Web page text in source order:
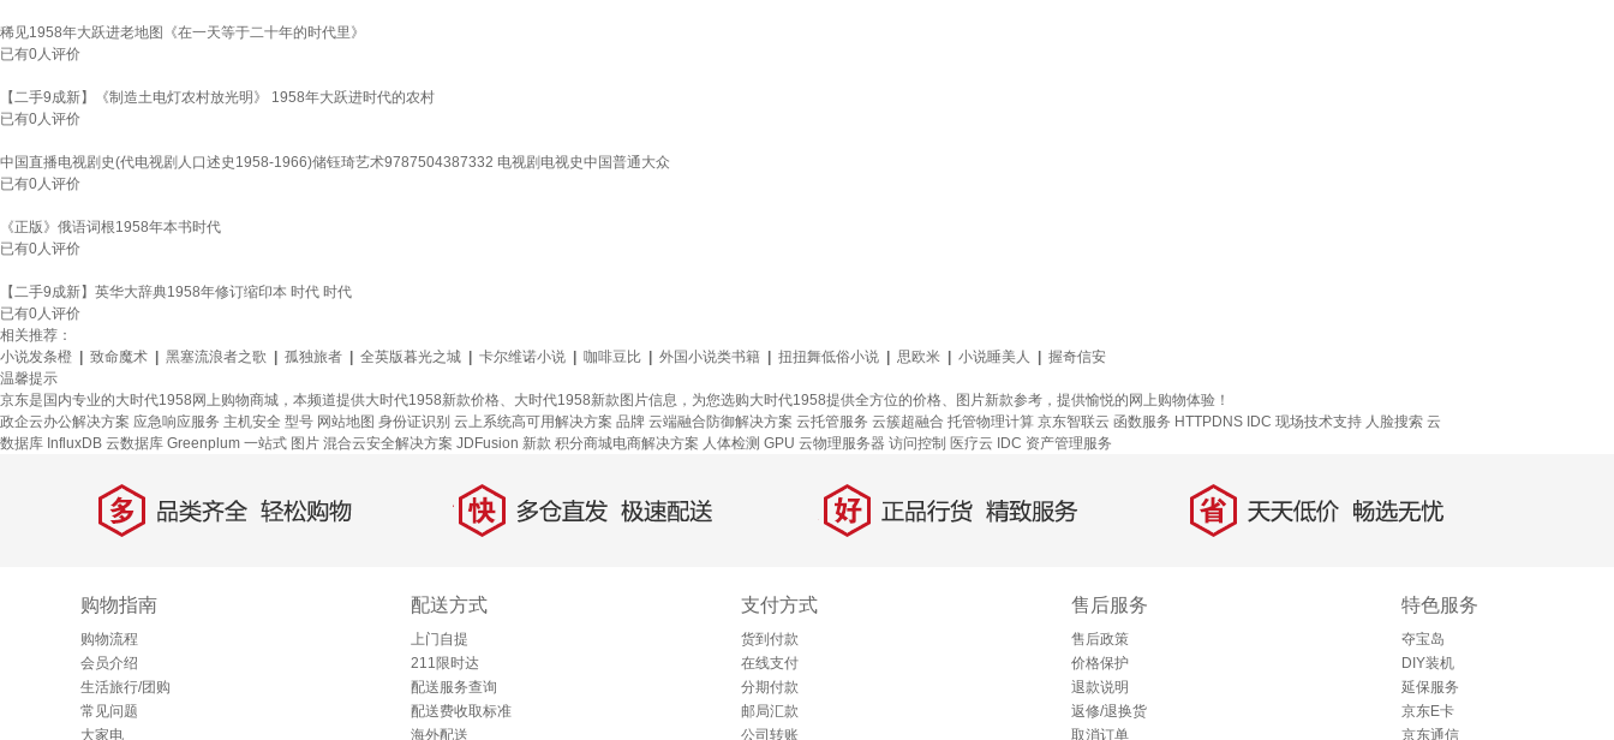
稀见1958年大跃进老地图《在一天等于二十年的时代里》
已有0人评价
【二手9成新】《制造土电灯农村放光明》 1958年大跃进时代的农村
已有0人评价
中国直播电视剧史(代电视剧人口述史1958-1966)储钰琦艺术9787504387332 电视剧电视史中国普通大众
已有0人评价
《正版》俄语词根1958年本书时代
已有0人评价
【二手9成新】英华大辞典1958年修订缩印本 时代 时代
已有0人评价
相关推荐：
小说发条橙
致命魔术 黑塞流浪者之歌 孤独旅者 全英版暮光之城 卡尔维诺小说 咖啡豆比 外国小说类书籍 扭扭舞低俗小说 思欧米 小说睡美人
握奇信安
温馨提示
京东是国内专业的大时代1958网上购物商城，本频道提供大时代1958新款价格、大时代1958新款图片信息，为您选购大时代1958提供全方位的价格、图片新款参考，提供愉悦的网上购物体验！
政企云办公解决方案 应急响应服务 主机安全 型号 网站地图 身份证识别 云上系统高可用解决方案 品牌 云端融合防御解决方案 云托管服务 云簇超融合 托管物理计算 京东智联云 函数服务 HTTPDNS IDC 现场技术支持 人脸搜索 云
数据库 InfluxDB 云数据库 Greenplum 一站式 图片 混合云安全解决方案 JDFusion 新款 积分商城电商解决方案 人体检测 GPU 云物理服务器 访问控制 医疗云 IDC 资产管理服务
多 品类齐全，轻松购物 快 多仓直发，极速配送 好 正品行货，精致服务 省 天天低价，畅选无忧
购物指南
购物流程
会员介绍
生活旅行/团购
常见问题
大家电
配送方式
上门自提
211限时达
配送服务查询
配送费收取标准
海外配送
支付方式
货到付款
在线支付
分期付款
邮局汇款
公司转账
售后服务
售后政策
价格保护
退款说明
返修/退换货
取消订单
特色服务
夺宝岛
DIY装机
延保服务
京东E卡
京东通信